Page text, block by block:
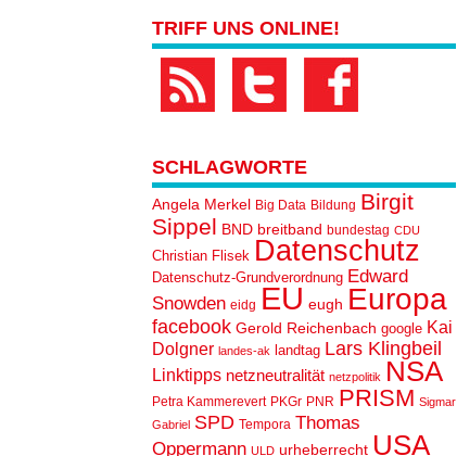
TRIFF UNS ONLINE!
SCHLAGWORTE
Angela Merkel Big Data Bildung Birgit
Sippel BND breitband bundestag CDU
Christian Flisek Datenschutz
Datenschutz-Grundverordnung Edward
Snowden eidg EU eugh Europa
facebook Gerold Reichenbach google Kai
Dolgner landes-ak landtag Lars Klingbeil
Linktipps netzneutralität netzpolitik NSA
Petra Kammerevert PKGr PNR PRISM Sigmar
Gabriel SPD Tempora Thomas
Oppermann ULD urheberrecht USA